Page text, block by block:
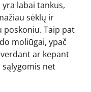
labai tankus,
sėklų ir
poskoniu. Taip pat
moliūgai, ypač
ar kepant
net